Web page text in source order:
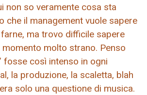
non so veramente cosa sta
che il management vuole sapere
ma trovo difficile sapere
momento molto strano. Penso
fosse così intenso in ogni
la produzione, la scaletta, blah
solo una questione di musica.